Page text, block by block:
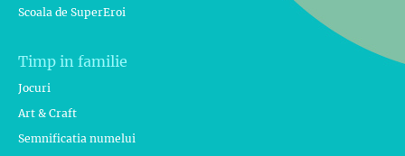
Scoala de SuperEroi
Timp in familie
Jocuri
Art & Craft
Semnificatia numelui